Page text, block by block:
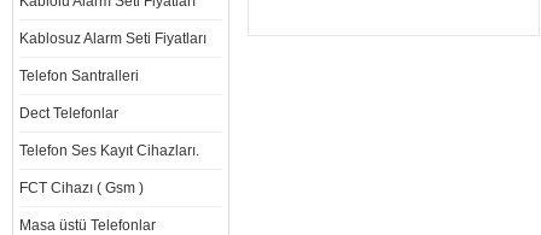
Kablosuz Alarm Seti Fiyatları
Telefon Santralleri
Dect Telefonlar
Telefon Ses Kayıt Cihazları.
FCT Cihazı ( Gsm )
Masa üstü Telefonlar